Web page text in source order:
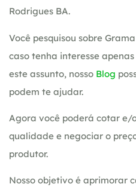
Rodrigues BA.
Você pesquisou sobre
caso tenha interesse
este assunto, nosso Blog
podem te ajudar.
Agora você poderá cotar e/
qualidade e negociar o
produtor.
Nosso objetivo é aprimorar